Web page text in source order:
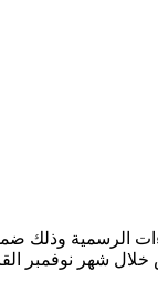
الابتكار في البيانات
لاستضافة منتدى الأمم المتحدة